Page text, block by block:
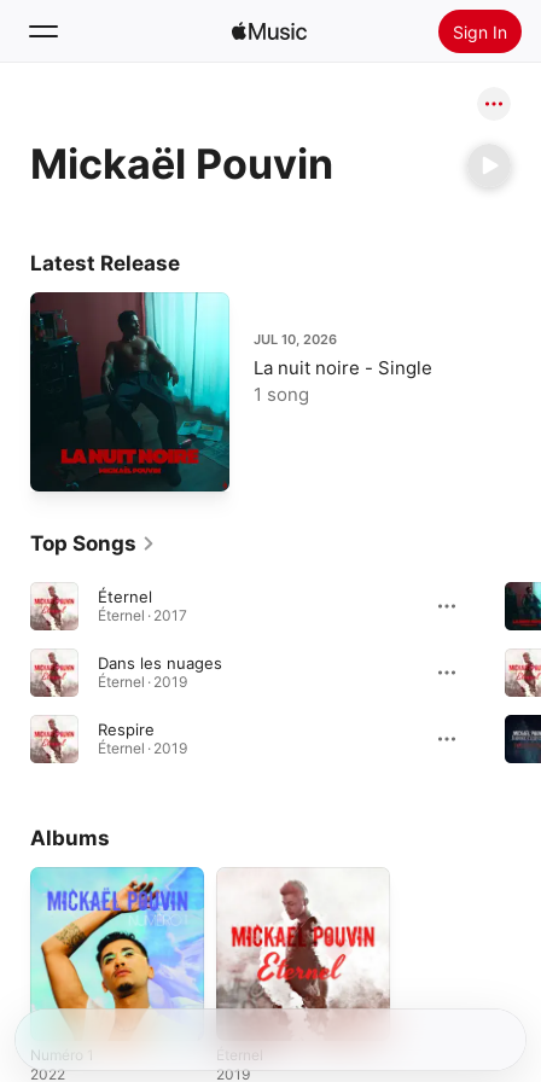
Sign In
Home
Mickaël Pouvin
Latest Release
JUL 10, 2026
La nuit noire - Single
1 song
Top Songs
Éternel
Éternel · 2017
Dans les nuages
Éternel · 2019
Respire
Éternel · 2019
Albums
Numéro 1
2022
Éternel
2019